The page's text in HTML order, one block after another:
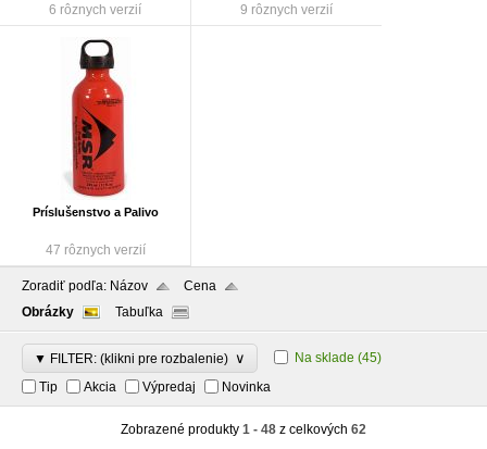
6 rôznych verzií 9 rôznych verzií
Príslušenstvo a Palivo
47 rôznych verzií
Zoradiť podľa: Názov
Cena
Obrázky
Tabuľka
▼ FILTER: (klikni pre rozbalenie) ∨ Na sklade (45)
Tip
Akcia Výpredaj Novinka
Zobrazené produkty 1 - 48 z celkových 62